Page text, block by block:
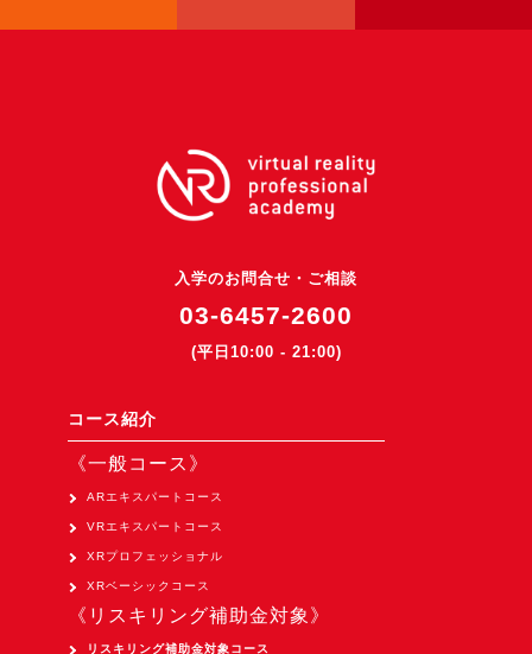
入学のお問合せ・ご相談
03-6457-2600
(平日10:00 - 21:00)
コース紹介
《一般コース》
ARエキスパートコース
VRエキスパートコース
XRプロフェッショナル
XRベーシックコース
《リスキリング補助金対象》
リスキリング補助金対象コース